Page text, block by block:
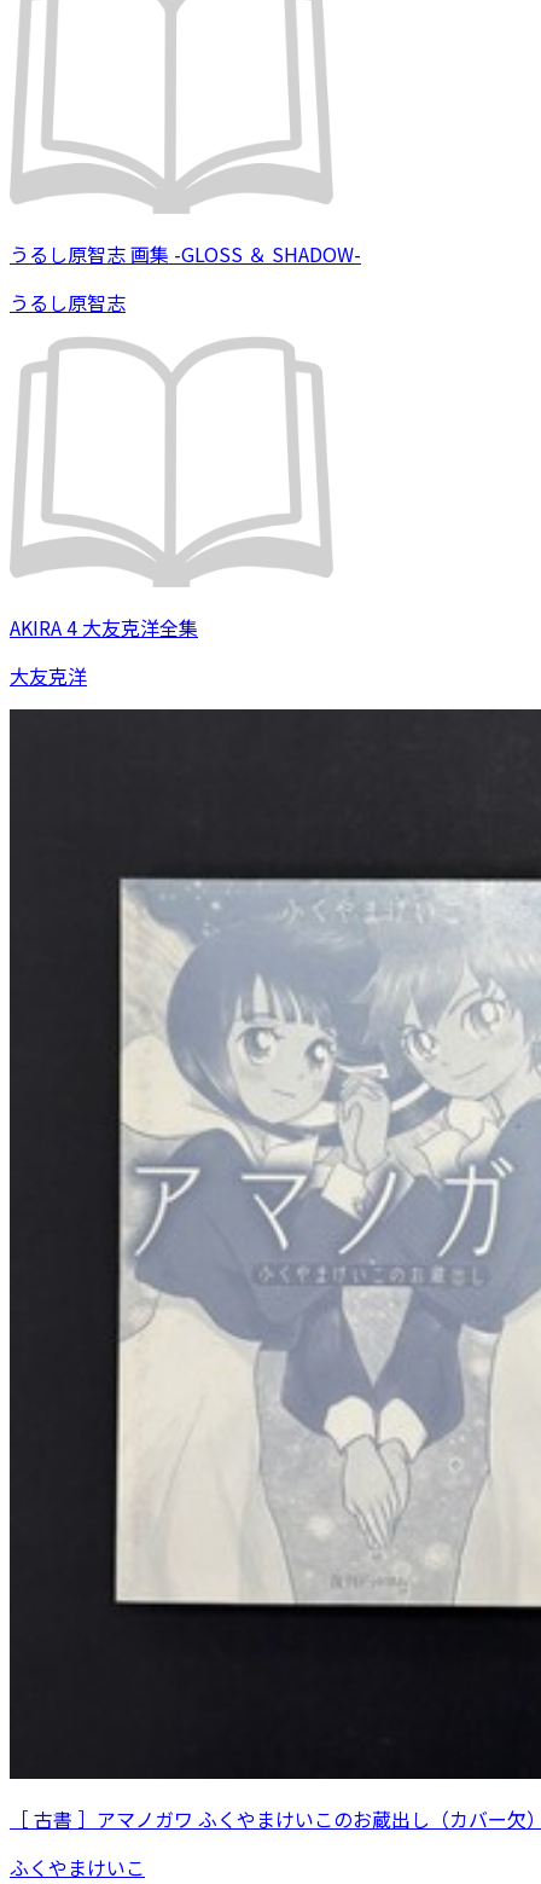
うるし原智志 画集 -GLOSS ＆ SHADOW-
うるし原智志
AKIRA 4 大友克洋全集
大友克洋
［ 古書 ］アマノガワ ふくやまけいこのお蔵出し（カバー欠
ふくやまけいこ